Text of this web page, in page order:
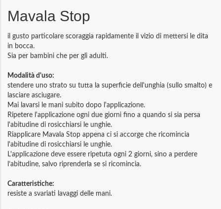
Mavala Stop
il gusto particolare scoraggia rapidamente il vizio di mettersi le dita
in bocca.
Sia per bambini che per gli adulti.
Modalità d'uso:
stendere uno strato su tutta la superficie dell'unghia (sullo smalto) e
lasciare asciugare.
Mai lavarsi le mani subito dopo l'applicazione.
Ripetere l'applicazione ogni due giorni fino a quando si sia persa
l'abitudine di rosicchiarsi le unghie.
Riapplicare Mavala Stop appena ci si accorge che ricomincia
l'abitudine di rosicchiarsi le unghie.
L'applicazione deve essere ripetuta ogni 2 giorni, sino a perdere
l’abitudine, salvo riprenderla se si ricomincia.
Caratteristiche:
resiste a svariati lavaggi delle mani.